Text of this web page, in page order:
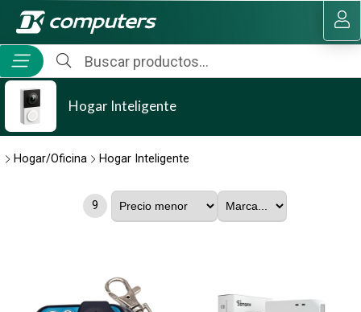
MI COMPRA
Hogar Inteligente
Hogar/Oficina Hogar Inteligente
9